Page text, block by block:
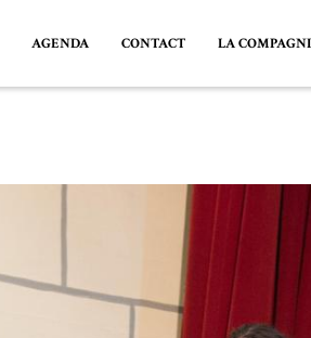
AGENDA CONTACT LA